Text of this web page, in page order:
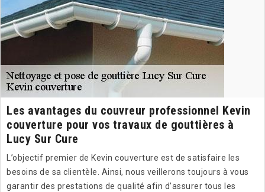
Les avantages du couvreur professionnel Kevin
couverture pour vos travaux de gouttières à
Lucy Sur Cure
L’objectif premier de Kevin couverture est de satisfaire les
besoins de sa clientèle. Ainsi, nous veillerons toujours à vous
garantir des prestations de qualité afin d’assurer tous les